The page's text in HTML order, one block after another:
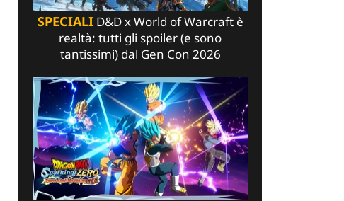
SPECIALID&D x World of Warcraft è
realtà: tutti gli spoiler (e sono
tantissimi) dal Gen Con 2026